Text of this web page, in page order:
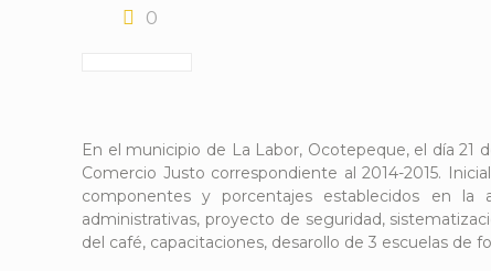
0
En el municipio de La Labor, Ocotepeque, el día 21
Comercio Justo correspondiente al 2014-2015.
componentes y porcentajes establecidos en la
administrativas, proyecto de seguridad,
del café, capacitaciones, desarollo de 3 escuelas de